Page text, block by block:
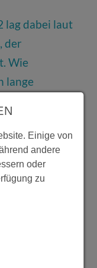
lag dabei laut
der
Wie
lange
in den
für
als für
Jahren
Einige von
andere
oder
zu